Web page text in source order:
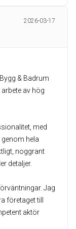
2026-03-17
& Badrum
av hög
med
hela
noggrant
detaljer.
Jag
företaget till
aktör